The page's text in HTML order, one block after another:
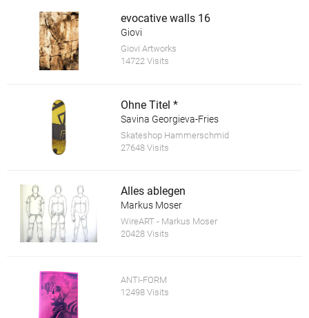
evocative walls 16
Giovi
Giovi Artworks
14722 Visits
Ohne Titel *
Savina Georgieva-Fries
Skateshop Hammerschmid
27648 Visits
Alles ablegen
Markus Moser
WireART - Markus Moser
20428 Visits
ANTI-FORM
12498 Visits